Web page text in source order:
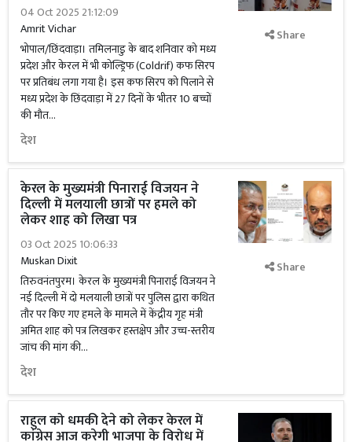
04 Oct 2025 21:12:09
Amrit Vichar
भोपाल/छिंदवाड़ा। तमिलनाडु के बाद शनिवार को मध्य
प्रदेश और केरल में भी कोल्ड्रिफ (Coldrif) कफ सिरप
पर प्रतिबंध लगा गया है। इस कफ सिरप को पिलाने से
मध्य प्रदेश के छिंदवाड़ा में 27 दिनों के भीतर 10 बच्चों
की मौत...
देश
Share
केरल के मुख्यमंत्री पिनाराई विजयन ने
दिल्ली में मलयाली छात्रों पर हमले को
लेकर शाह को लिखा पत्र
03 Oct 2025 10:06:33
Muskan Dixit
तिरुवनंतपुरम। केरल के मुख्यमंत्री पिनाराई विजयन ने
नई दिल्ली में दो मलयाली छात्रों पर पुलिस द्वारा कथित
तौर पर किए गए हमले के मामले में केंद्रीय गृह मंत्री
अमित शाह को पत्र लिखकर हस्तक्षेप और उच्च-स्तरीय
जांच की मांग की...
देश
Share
राहुल को धमकी देने को लेकर केरल में
कांग्रेस आज करेगी भाजपा के विरोध में